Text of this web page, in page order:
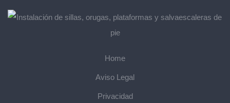
Home
Aviso Legal
Privacidad